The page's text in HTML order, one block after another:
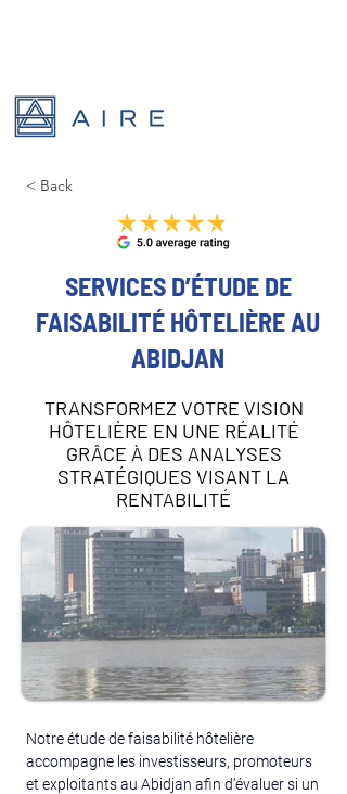
< Back
SERVICES D’ÉTUDE DE
FAISABILITÉ HÔTELIÈRE AU
ABIDJAN
TRANSFORMEZ VOTRE VISION
HÔTELIÈRE EN UNE RÉALITÉ
GRÂCE À DES ANALYSES
STRATÉGIQUES VISANT LA
RENTABILITÉ
Notre étude de faisabilité hôtelière
accompagne les investisseurs, promoteurs
et exploitants au Abidjan afin d’évaluer si un